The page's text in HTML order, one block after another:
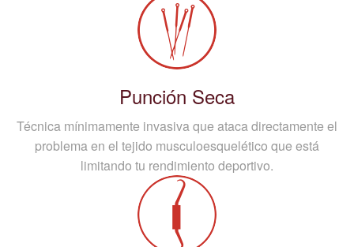
Punción Seca
Técnica mínimamente invasiva que ataca directamente el
problema en el tejido musculoesquelético que está
limitando tu rendimiento deportivo.